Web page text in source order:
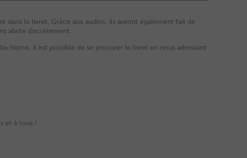
dans le livret. Grâce aux audios, ils auront également fait de
abrite discrètement.
il est possible de se procurer le livret en nous adressant
et à tous !